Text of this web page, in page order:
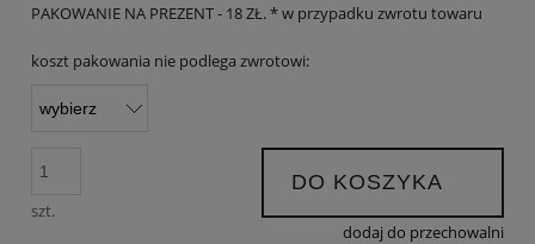
PAKOWANIE NA PREZENT - 18 ZŁ. * w przypadku zwrotu towaru
koszt pakowania nie podlega zwrotowi:
szt.
DO KOSZYKA
dodaj do przechowalni